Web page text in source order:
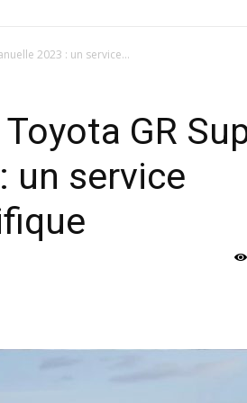
2023 : un service...
GR
un service